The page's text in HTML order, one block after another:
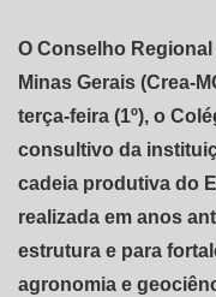
O Conselho
Minas Gerais (Crea-
terça-feira (1º), o
consultivo da
cadeia produtiva do
realizada em anos
estrutura e para
agronomia e